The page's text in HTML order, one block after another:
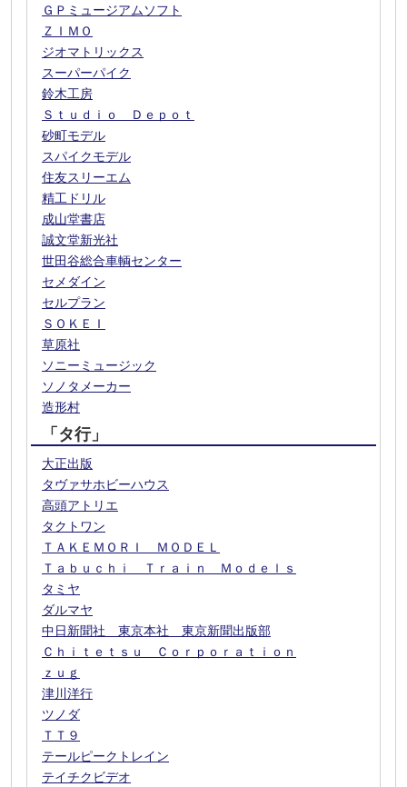
ＧＰミュージアムソフト
ＺＩＭＯ
ジオマトリックス
スーパーパイク
鈴木工房
Ｓｔｕｄｉｏ Ｄｅｐｏｔ
砂町モデル
スパイクモデル
住友スリーエム
精工ドリル
成山堂書店
誠文堂新光社
世田谷総合車輌センター
セメダイン
セルプラン
ＳＯＫＥＩ
草原社
ソニーミュージック
ソノタメーカー
造形村
「タ行」
大正出版
タヴァサホビーハウス
高頭アトリエ
タクトワン
ＴＡＫＥＭＯＲＩ ＭＯＤＥＬ
Ｔａｂｕｃｈｉ Ｔｒａｉｎ Ｍｏｄｅｌｓ
タミヤ
ダルマヤ
中日新聞社 東京本社 東京新聞出版部
Ｃｈｉｔｅｔｓｕ Ｃｏｒｐｏｒａｔｉｏｎ
ｚｕｇ
津川洋行
ツノダ
ＴＴ９
テールピークトレイン
テイチクビデオ